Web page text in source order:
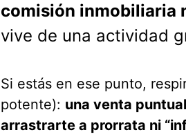
comisión inmobiliaria
vive de una actividad
Si estás en ese punto,
potente): una venta
arrastrarte a prorrata ni